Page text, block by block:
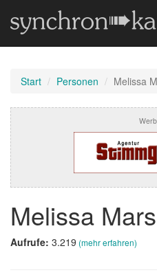
Start Personen Melissa
Melissa
Aufrufe: 3.219 (mehr erfahren)